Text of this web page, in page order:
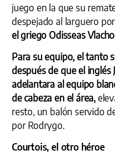
juego en la que su
despejado al larguero
el griego Odisseas
Para su equipo, el tanto
después de que el inglés
adelantara al equipo
de cabeza en el área,
resto, un balón servido
por Rodrygo.
Courtois, el otro héroe